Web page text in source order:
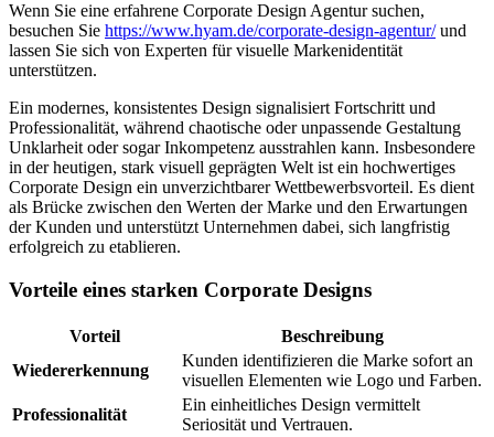
Wenn Sie eine erfahrene Corporate Design Agentur suchen,
besuchen Sie https://www.hyam.de/corporate-design-agentur/und
lassen Sie sich von Experten für visuelle Markenidentität
unterstützen.
Ein modernes, konsistentes Design signalisiert Fortschritt und
Professionalität, während chaotische oder unpassende Gestaltung
Unklarheit oder sogar Inkompetenz ausstrahlen kann. Insbesondere
in der heutigen, stark visuell geprägten Welt ist ein hochwertiges
Corporate Design ein unverzichtbarer Wettbewerbsvorteil. Es dient
als Brücke zwischen den Werten der Marke und den Erwartungen
der Kunden und unterstützt Unternehmen dabei, sich langfristig
erfolgreich zu etablieren.
Vorteile eines starken Corporate Designs
Vorteil
Beschreibung
Wiedererkennung
Kunden identifizieren die Marke sofort an
visuellen Elementen wie Logo und Farben.
Professionalität
Ein einheitliches Design vermittelt
Seriosität und Vertrauen.